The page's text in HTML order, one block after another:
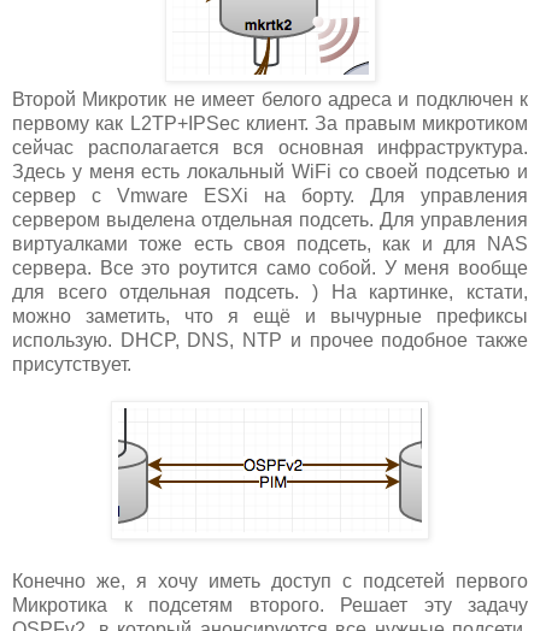
Второй Микротик не имеет белого адреса и подключен к
первому как L2TP+IPSec клиент. За правым микротиком
сейчас располагается вся основная инфраструктура.
Здесь у меня есть локальный WiFi со своей подсетью и
сервер с Vmware ESXi на борту. Для управления
сервером выделена отдельная подсеть. Для управления
виртуалками тоже есть своя подсеть, как и для NAS
сервера. Все это роутится само собой. У меня вообще
для всего отдельная подсеть. ) На картинке, кстати,
можно заметить, что я ещё и вычурные префиксы
использую. DHCP, DNS, NTP и прочее подобное также
присутствует.
Конечно же, я хочу иметь доступ с подсетей первого
Микротика к подсетям второго. Решает эту задачу